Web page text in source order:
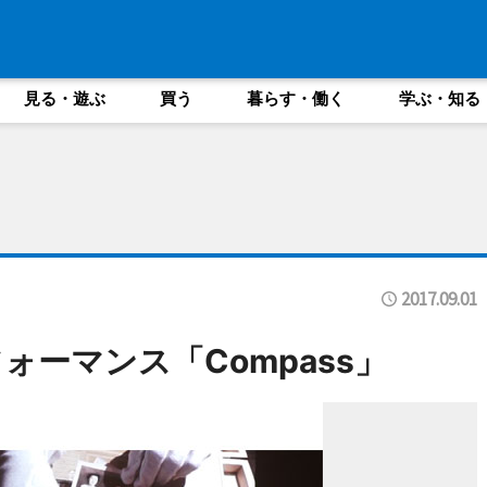
見る・遊ぶ 買う 暮らす・働く 学ぶ・知る
2017.09.01
ーマンス「Compass」